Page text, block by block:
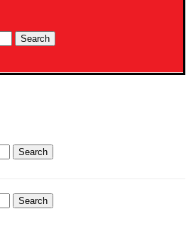
Search
Search
Search